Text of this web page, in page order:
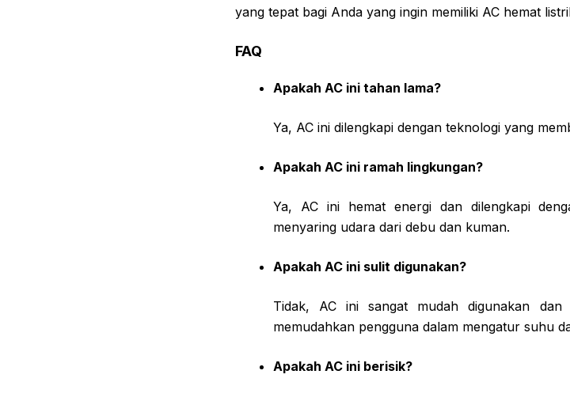
yang tepat bagi Anda yang ingin memiliki AC hemat
FAQ
Apakah AC ini tahan lama?
Ya, AC ini dilengkapi dengan teknologi yang
Apakah AC ini ramah lingkungan?
Ya, AC ini hemat energi dan dilengkapi
menyaring udara dari debu dan kuman.
Apakah AC ini sulit digunakan?
Tidak, AC ini sangat mudah digunakan
memudahkan pengguna dalam mengatur suhu
Apakah AC ini berisik?